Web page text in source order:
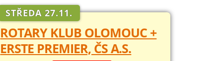
STŘEDA 27.11.
ROTARY KLUB OLOMOUC +
ERSTE PREMIER, ČS A.S.